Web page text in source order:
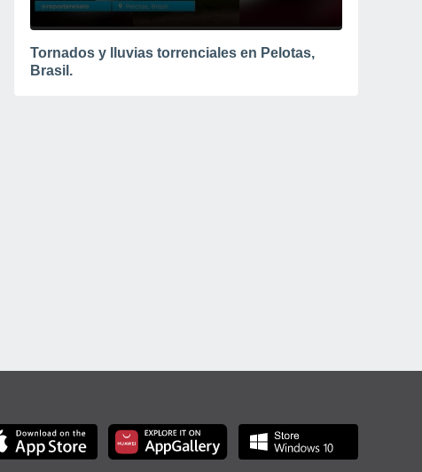
Tornados y lluvias torrenciales en Pelotas,
Brasil.